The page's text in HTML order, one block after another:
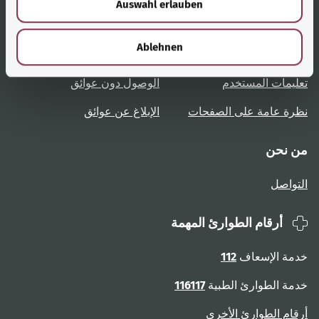
Auswahl erlauben
Ablehnen
روابط مُفيدة
نظرة عامة على المواضيع
تعليمات المستخدم
نظرة عامة على الصفحات
الخدمة
المشورة والمساعدة
الوصول دون عوائق
الإبلاغ عن عوائق
من نحن
التواصل
أرقام الطوارئ المهمة
خدمة الإسعاف 112
خدمة الطوارئ الطبية116117
أرقام الطوارئ الأخرى